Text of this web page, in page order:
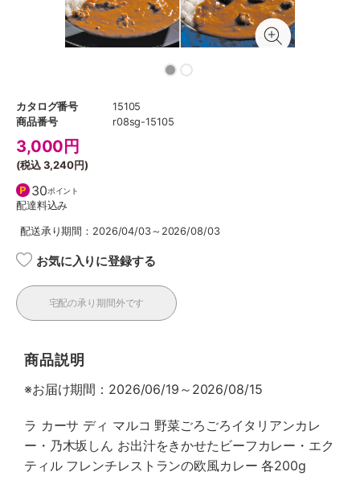
カタログ番号
15105
商品番号
r08sg-15105
3,000 円
(税込3,240円)
30ポイント
配達料込み
配送承り期間：2026/04/03～2026/08/03
お気に入りに登録する
宅配の承り期間外です
商品説明
※お届け期間：2026/06/19～2026/08/15
ラ カーサ ディ マルコ 野菜ごろごろイタリアンカレ
ー・乃木坂しん お出汁をきかせたビーフカレー・エク
ティル フレンチレストランの欧風カレー 各200g